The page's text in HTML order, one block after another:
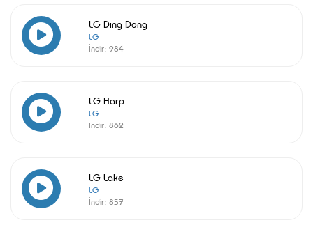
LG Ding Dong
LG
İndir: 984
LG Harp
LG
İndir: 862
LG Lake
LG
İndir: 857